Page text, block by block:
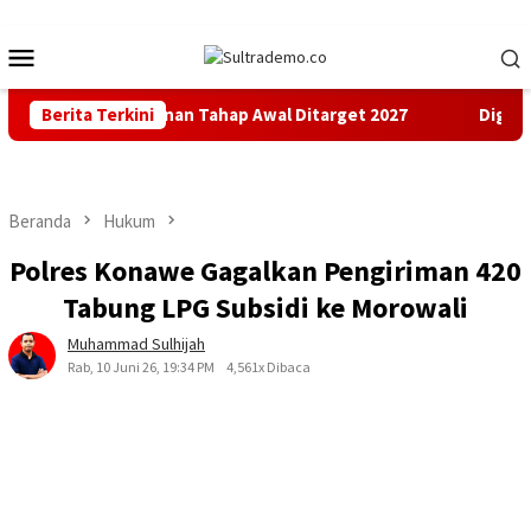
konten
Mobile
Berita Terkini
Pembangunan Tahap Awal Ditarget 2027 Digitalisasi
Beranda Hukum
Polres Konawe Gagalkan Pengiriman 420
Tabung LPG Subsidi ke Morowali
Muhammad Sulhijah
Rab, 10 Juni 26, 19:34 PM 4,561x Dibaca